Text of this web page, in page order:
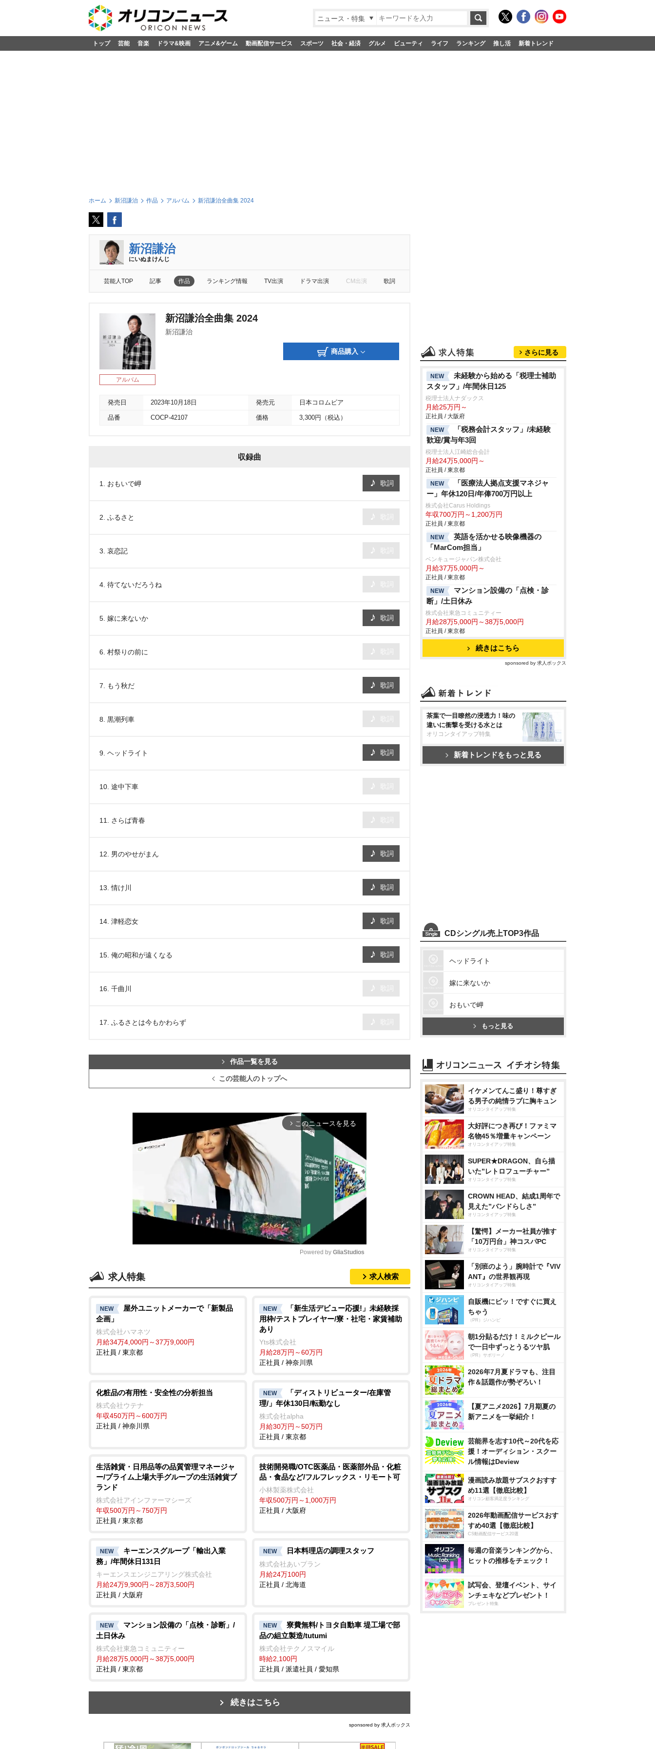
ニュース・特集
トップ 芸能 音楽 ドラマ&映画 アニメ&ゲーム 動画配信サービス スポーツ 社会・経済 グルメ ビューティ ライフ ランキング 推し活 新着トレンド
ホーム 新沼謙治 作品 アルバム 新沼謙治全曲集 2024
新沼謙治
にいぬまけんじ
芸能人TOP 記事 作品 ランキング情報 TV出演 ドラマ出演 CM出演 歌詞
アルバム
新沼謙治全曲集 2024
新沼謙治
商品購入
発売日 2023年10月18日 発売元 日本コロムビア
品番 COCP-42107 価格 3,300円（税込）
収録曲
1. おもいで岬 歌詞
2. ふるさと
3. 哀恋記
4. 待てないだろうね
5. 嫁に来ないか 歌詞
6. 村祭りの前に
7. もう秋だ 歌詞
8. 黒潮列車
9. ヘッドライト 歌詞
10. 途中下車
11. さらば青春
12. 男のやせがまん 歌詞
13. 情け川 歌詞
14. 津軽恋女 歌詞
15. 俺の昭和が遠くなる 歌詞
16. 千曲川
17. ふるさとは今もかわらず
作品一覧を見る
この芸能人のトップへ
arrow_forward_ios このニュースを見る
t
e
Powered by GliaStudios
求人特集 求人検索
NEW
屋外ユニットメーカーで「新製品
企画」
株式会社ハマネツ
月給34万4,000円～37万9,000円
正社員 / 東京都
NEW
「新生活デビュー応援!」未経験採
用枠/テストプレイヤー/寮・社宅・家賃補助
あり
Yts株式会社
月給28万円～60万円
正社員 / 神奈川県
化粧品の有用性・安全性の分析担当
株式会社ウテナ
年収450万円～600万円
正社員 / 神奈川県
NEW
「ディストリビューター/在庫管
理/」年休130日/転勤なし
株式会社alpha
月給30万円～50万円
正社員 / 東京都
生活雑貨・日用品等の品質管理マネージャ
ー/プライム上場大手グループの生活雑貨ブ
ランド
株式会社アインファーマシーズ
年収500万円～750万円
正社員 / 東京都
技術開発職/OTC医薬品・医薬部外品・化粧
品・食品など/フルフレックス・リモート可
小林製薬株式会社
年収500万円～1,000万円
正社員 / 大阪府
NEW
キーエンスグループ「輸出入業
務」/年間休日131日
キーエンスエンジニアリング株式会社
月給24万9,900円～28万3,500円
正社員 / 大阪府
NEW 日本料理店の調理スタッフ
株式会社あいプラン
月給24万100円
正社員 / 北海道
NEW
マンション設備の「点検・診断」/
土日休み
株式会社東急コミュニティー
月給28万5,000円～38万5,000円
正社員 / 東京都
NEW
寮費無料/トヨタ自動車 堤工場で部
品の組立製造/tutumi
株式会社テクノスマイル
時給2,100円
正社員 / 派遣社員 / 愛知県
続きはこちら
sponsored by 求人ボックス
さらに見る
NEW
未経験から始める「税理士補助
スタッフ」/年間休日125
税理士法人ナダックス
月給25万円～
正社員 / 大阪府
NEW
「税務会計スタッフ」/未経験
歓迎/賞与年3回
税理士法人江崎総合会計
月給24万5,000円～
正社員 / 東京都
NEW
「医療法人拠点支援マネジャ
ー」年休120日/年俸700万円以上
株式会社Carus Holdings
年収700万円～1,200万円
正社員 / 東京都
NEW
英語を活かせる映像機器の
「MarCom担当」
ベンキュージャパン株式会社
月給37万5,000円～
正社員 / 東京都
NEW
マンション設備の「点検・診
断」/土日休み
株式会社東急コミュニティー
月給28万5,000円～38万5,000円
正社員 / 東京都
続きはこちら
sponsored by 求人ボックス
茶葉で一目瞭然の浸透力！味の
違いに衝撃を受ける水とは
オリコンタイアップ特集
新着トレンドをもっと見る
CDシングル売上TOP3作品
ヘッドライト
嫁に来ないか
おもいで岬
もっと見る
イケメンてんこ盛り！尊すぎ
る男子の純情ラブに胸キュン
オリコンタイアップ特集
大好評につき再び！ファミマ
名物45％増量キャンペーン
オリコンタイアップ特集
SUPER★DRAGON、自ら描
いた”レトロフューチャー”
オリコンタイアップ特集
CROWN HEAD、結成1周年で
見えた”バンドらしさ”
オリコンタイアップ特集
【驚愕】メーカー社員が推す
「10万円台」神コスパPC
オリコンタイアップ特集
「別班のよう」腕時計で『VIV
ANT』の世界観再現
オリコンタイアップ特集
自販機にピッ！ですぐに買え
ちゃう
（PR）ジハンピ
朝1分貼るだけ！ミルクピール
で一日中ずっとうるツヤ肌
（PR）サボリーノ
2026年7月夏ドラマも、注目
作＆話題作が勢ぞろい！
【夏アニメ2026】7月期夏の
新アニメを一挙紹介！
芸能界を志す10代～20代を応
援！オーディション・スクー
ル情報はDeview
漫画読み放題サブスクおすす
め11選【徹底比較】
オリコン顧客満足度ランキング
2026年動画配信サービスおす
すめ40選【徹底比較】
CS動画配信サービス20選
毎週の音楽ランキングから、
ヒットの推移をチェック！
試写会、登壇イベント、サイ
ンチェキなどプレゼント！
プレゼント特集